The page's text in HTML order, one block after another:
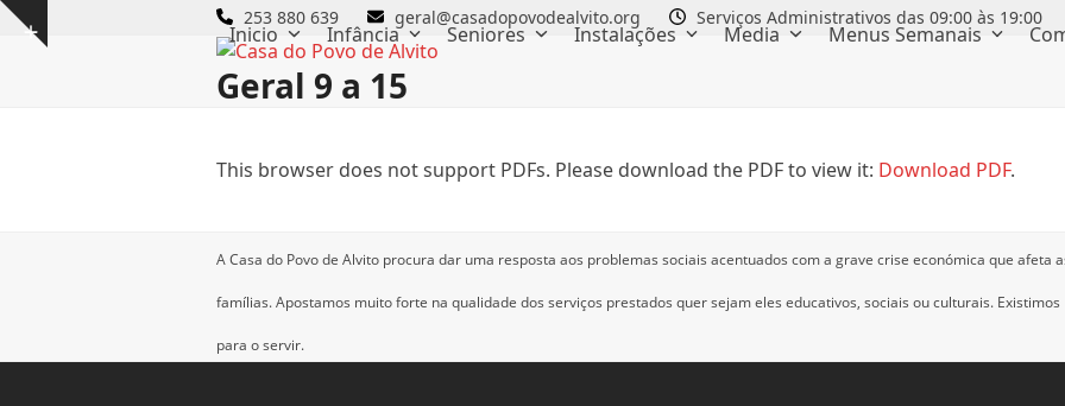
Skip
Show
253 880 639 geral@casadopovodealvito.org Serviços Administrativos das 09:00 às 19:00
Inicio Infância Seniores Instalações Media Menus Semanais
Geral 9 a 15
This browser does not support PDFs. Please download the PDF to view it: Download PDF.
A Casa do Povo de Alvito procura dar uma resposta aos problemas sociais acentuados com a grave crise económica que afeta
famílias.Apostamos muito forte na qualidade dos serviços prestados quer sejam eles educativos, sociais ou culturais. Existimos
para o servir.